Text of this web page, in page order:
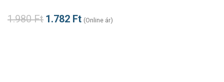
1.980Ft 1.782 Ft (Online ár)